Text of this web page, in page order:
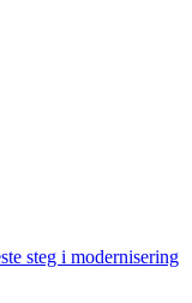
steg i modernisering